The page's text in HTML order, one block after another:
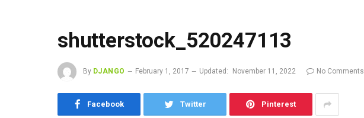
shutterstock_520247113
By DJANGO February 1, 2017 Updated: November 11, 2022 No Comments
Facebook Twitter Pinterest